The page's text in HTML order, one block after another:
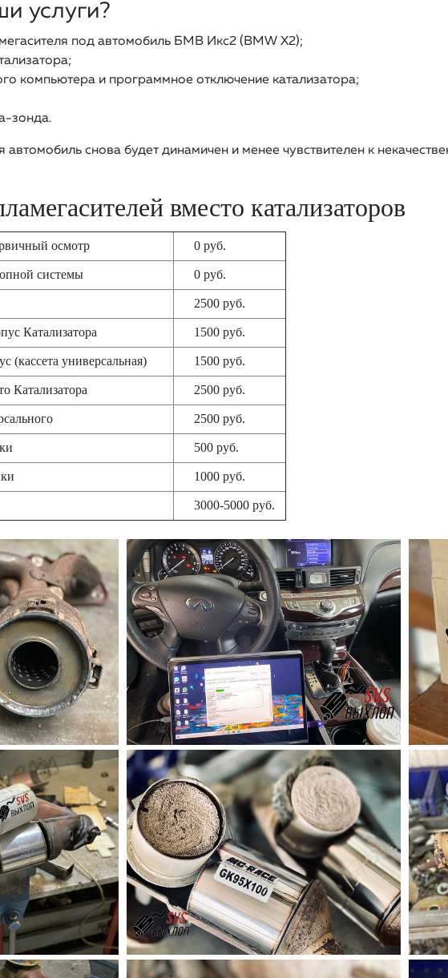
услуги?
под автомобиль БМВ Икс2 (BMW X2);
компьютера и программное отключение катализатора;
зонда.
автомобиль снова будет динамичен и менее чувствителен к
вместо катализаторов
осмотр 0 руб.
системы 0 руб.
2500 руб.
Катализатора 1500 руб.
(кассета универсальная) 1500 руб.
Катализатора 2500 руб.
2500 руб.
500 руб.
1000 руб.
3000-5000 руб.